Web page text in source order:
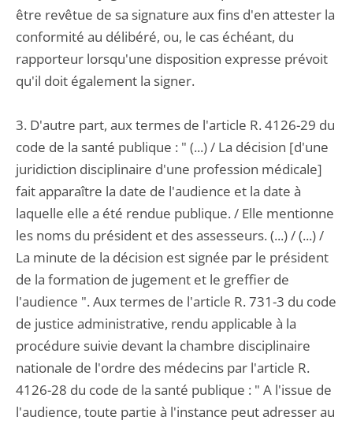
être revêtue de sa signature aux fins d'en attester la
conformité au délibéré, ou, le cas échéant, du
rapporteur lorsqu'une disposition expresse prévoit
qu'il doit également la signer.
3. D'autre part, aux termes de l'article R. 4126-29 du
code de la santé publique : " (...) / La décision [d'une
juridiction disciplinaire d'une profession médicale]
fait apparaître la date de l'audience et la date à
laquelle elle a été rendue publique. / Elle mentionne
les noms du président et des assesseurs. (...) / (...) /
La minute de la décision est signée par le président
de la formation de jugement et le greffier de
l'audience ". Aux termes de l'article R. 731-3 du code
de justice administrative, rendu applicable à la
procédure suivie devant la chambre disciplinaire
nationale de l'ordre des médecins par l'article R.
4126-28 du code de la santé publique : " A l'issue de
l'audience, toute partie à l'instance peut adresser au